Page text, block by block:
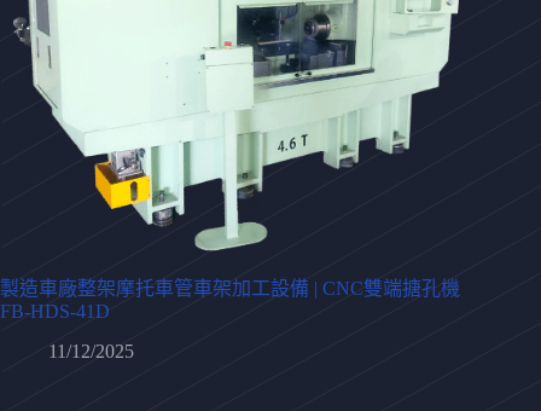
製造車廠整架摩托車管車架加工設備 | CNC雙端搪孔機
FB-HDS-41D
11/12/2025